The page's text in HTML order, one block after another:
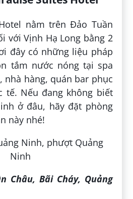
nằm trên Đảo Tuần
với Vịnh Hạ Long bằng 2
đây có những liệu pháp
tắm nước nóng tại spa
nhà hàng, quán bar phục
tế. Nếu đang không biết
ở đâu, hãy đặt phòng
này nhé!
Châu, Bãi Cháy, Quảng